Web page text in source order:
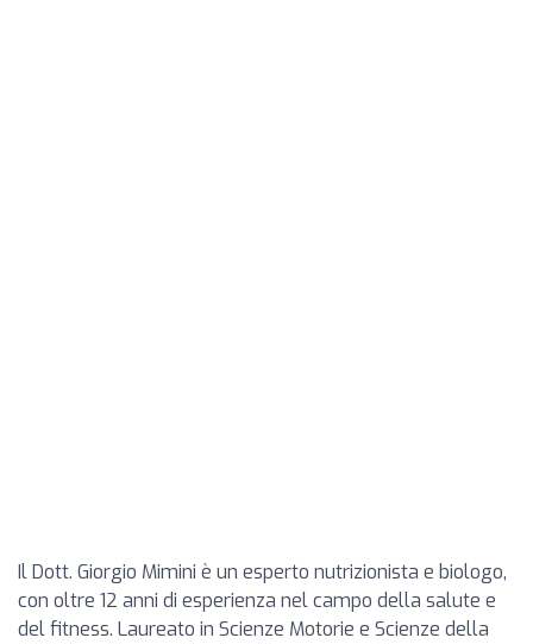
Il Dott. Giorgio Mimini è un esperto nutrizionista e biologo,
con oltre 12 anni di esperienza nel campo della salute e
del fitness. Laureato in Scienze Motorie e Scienze della